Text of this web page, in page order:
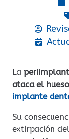
La
ataca el
implante
Su
extirpación